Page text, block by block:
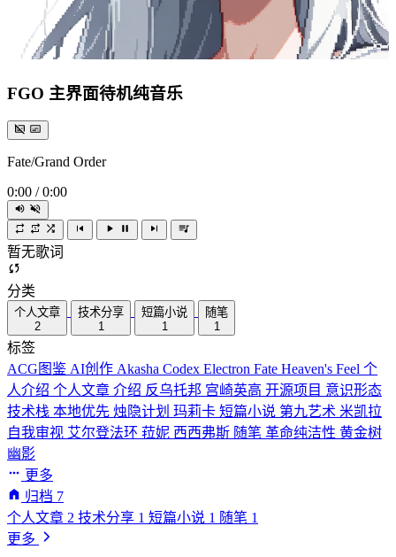
FGO 主界面待机纯音乐
Fate/Grand Order
0:00 / 0:00
暂无歌词
分类
个人文章
2
技术分享
1
短篇小说
1
随笔
1
标签
ACG图鉴 AI创作 Akasha Codex Electron Fate Heaven's Feel 个
人介绍 个人文章 介绍 反乌托邦 宫崎英高 开源项目 意识形态
技术栈 本地优先 烛隐计划 玛莉卡 短篇小说 第九艺术 米凯拉
自我审视 艾尔登法环 菈妮 西西弗斯 随笔 革命纯洁性 黄金树
幽影
更多
归档 7
个人文章 2 技术分享 1 短篇小说 1 随笔 1
更多